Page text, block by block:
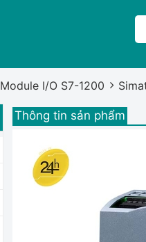
Module I/O S7-1200
Thông tin sản phẩm